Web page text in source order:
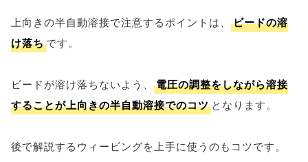
上向きの半自動溶接で注意するポイントは、
ビードの溶
け落ちです。
ビードが溶け落ちないよう、
電圧の調整をしながら溶接
することが上向きの半自動溶接でのコツ となります。
後で解説するウィービングを上手に使うのもコツです。